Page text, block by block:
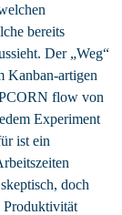
bereits
Der „Weg“
Kanban-artigen
flow von
Experiment
ist ein
doch
Produktivität